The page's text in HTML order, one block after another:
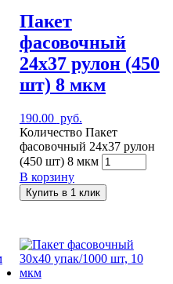
Пакет
фасовочный
24х37 рулон (450
шт) 8 мкм
190.00 руб.
Количество Пакет
фасовочный 24х37 рулон
(450 шт) 8 мкм
В корзину
Купить в 1 клик